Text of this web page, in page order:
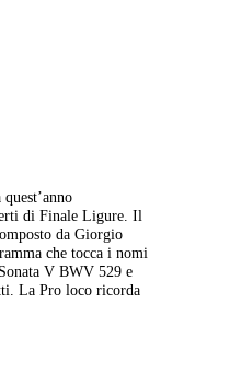
di Finale Ligure. Il
da Giorgio
che tocca i nomi
V BWV 529 e
La Pro loco ricorda